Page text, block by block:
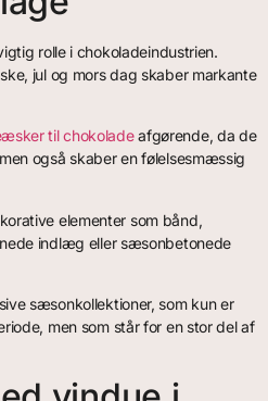
rolle i chokoladeindustrien.
jul og mors dag skaber markante
til chokoladeafgørende, da de
også skaber en følelsesmæssig
elementer som bånd,
indlæg eller sæsonbetonede
sæsonkollektioner, som kun er
men som står for en stor del af